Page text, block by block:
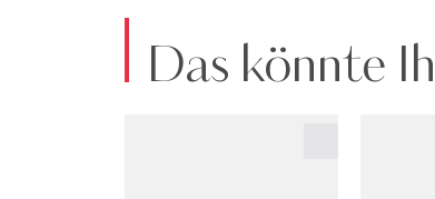
Das könnte